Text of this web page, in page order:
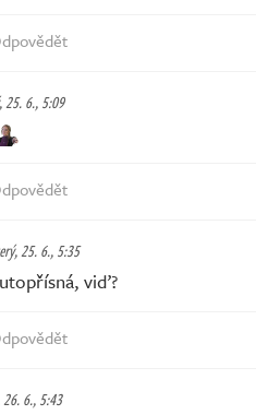
25. 6., 5:09
25. 6., 5:35
viď?
6., 5:43